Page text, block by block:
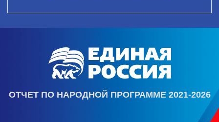
ОТЧЕТ ПО НАРОДНОЙ ПРОГРАММЕ 2021-2026